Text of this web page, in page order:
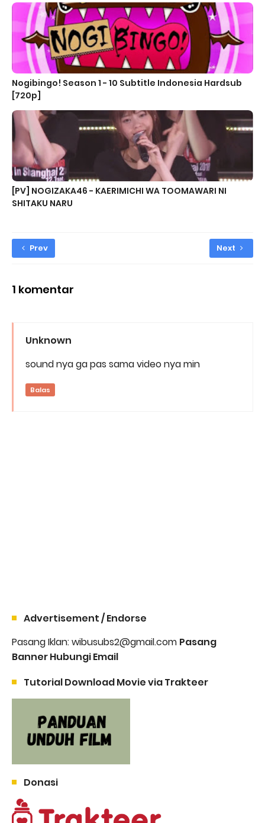
Nogibingo! Season 1 - 10 Subtitle Indonesia Hardsub
[720p]
[PV] NOGIZAKA46 - KAERIMICHI WA TOOMAWARI NI
SHITAKU NARU
Prev Next
1 komentar
Unknown
sound nya ga pas sama video nya min
Balas
Advertisement / Endorse
Pasang Iklan: wibusubs2@gmail.com Pasang
Banner Hubungi Email
Tutorial Download Movie via Trakteer
Donasi